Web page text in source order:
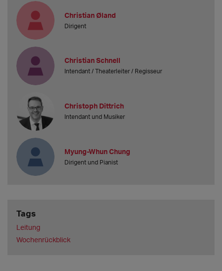
Christian Øland
Dirigent
Christian Schnell
Intendant / Theaterleiter / Regisseur
Christoph Dittrich
Intendant und Musiker
Myung-Whun Chung
Dirigent und Pianist
Tags
Leitung
Wochenrückblick